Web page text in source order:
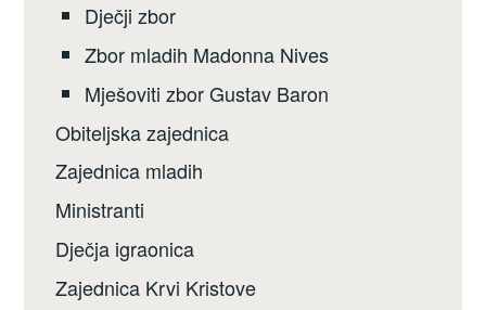
Dječji zbor
Zbor mladih Madonna Nives
Mješoviti zbor Gustav Baron
Obiteljska zajednica
Zajednica mladih
Ministranti
Dječja igraonica
Zajednica Krvi Kristove